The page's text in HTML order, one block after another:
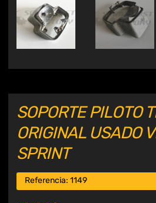
SOPORTE PILOTO
ORIGINAL USADO
SPRINT
Referencia: 1149